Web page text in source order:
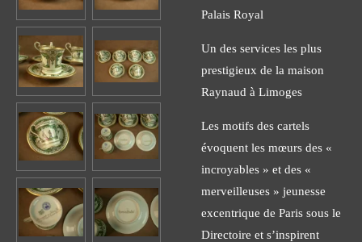
Palais Royal
Un des services les plus
prestigieux de la maison
Raynaud à Limoges
Les motifs des cartels
évoquent les mœurs des «
incroyables » et des «
merveilleuses » jeunesse
excentrique de Paris sous le
Directoire et s’inspirent